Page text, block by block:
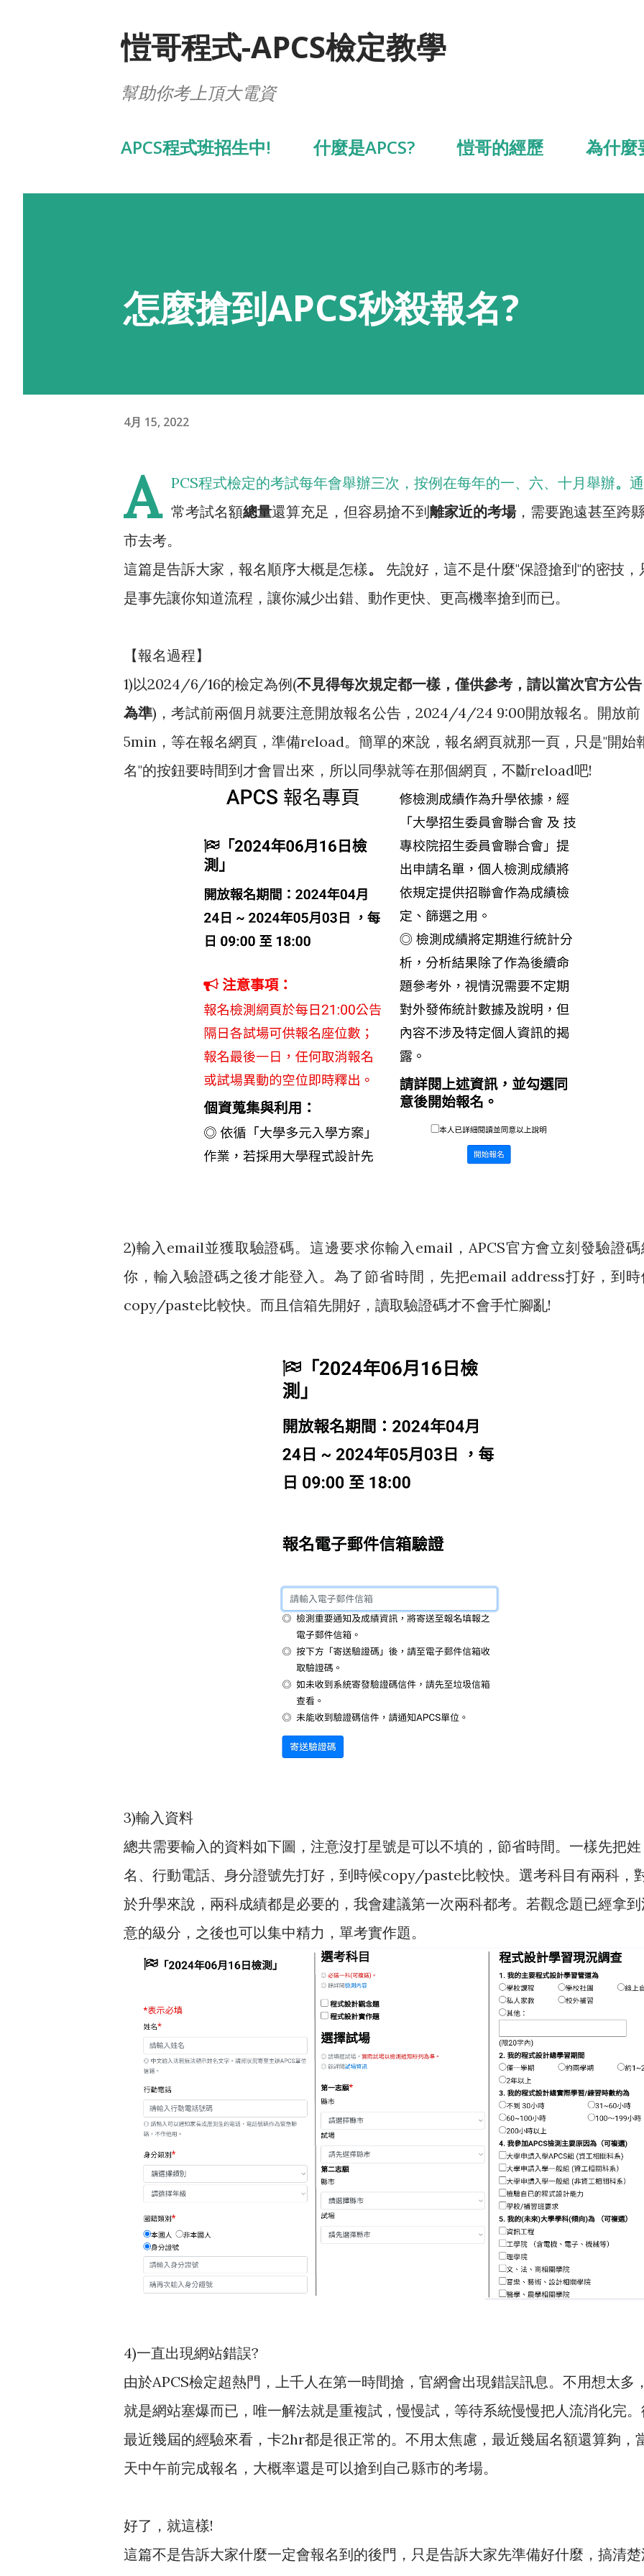
愷哥程式-APCS檢定教學
幫助你考上頂大電資
APCS程式班招生中! 什麼是APCS? 愷哥的經歷 為什麼
怎麼搶到APCS秒殺報名?
4月 15, 2022
A PCS程式檢定的考試每年會舉辦三次，按例在每年的一、六、十月舉辦。 通
常考試名額總量還算充足，但容易搶不到離家近的考場，需要跑遠甚至跨
市去考。
這篇是告訴大家，報名順序大概是怎樣。
先說好，這不是什麼"保證搶到"的密技，
是事先讓你知道流程，讓你減少出錯、動作更快、更高機率搶到而已。
【報名過程】
1)以2024/6/16的檢定為例(不見得每次規定都一樣，僅供參考，請以當次官方公告
為準)，考試前兩個月就要注意開放報名公告，2024/4/24 9:00開放報名。開放前
5min，等在報名網頁，準備reload。簡單的來說，報名網頁就那一頁，只是"開始
名"的按鈕要時間到才會冒出來，所以同學就等在那個網頁，不斷reload吧!
2)輸入email並獲取驗證碼。這邊要求你輸入email，APCS官方會立刻發驗證碼
你，輸入驗證碼之後才能登入。為了節省時間，先把email address打好，到時
copy/paste比較快。而且信箱先開好，讀取驗證碼才不會手忙腳亂!
3)輸入資料
總共需要輸入的資料如下圖，注意沒打星號是可以不填的，節省時間。一樣先把姓
名、行動電話、身分證號先打好，到時候copy/paste比較快。選考科目有兩科，
於升學來說，兩科成績都是必要的，我會建議第一次兩科都考。若觀念題已經拿
意的級分，之後也可以集中精力，單考實作題。
4)一直出現網站錯誤?
由於APCS檢定超熱門，上千人在第一時間搶，官網會出現錯誤訊息。不用想太多
就是網站塞爆而已，唯一解法就是重複試，慢慢試，等待系統慢慢把人流消化完
最近幾屆的經驗來看，卡2hr都是很正常的。不用太焦慮，最近幾屆名額還算夠，
天中午前完成報名，大概率還是可以搶到自己縣市的考場。
好了，就這樣!
這篇不是告訴大家什麼一定會報名到的後門，只是告訴大家先準備好什麼，搞清